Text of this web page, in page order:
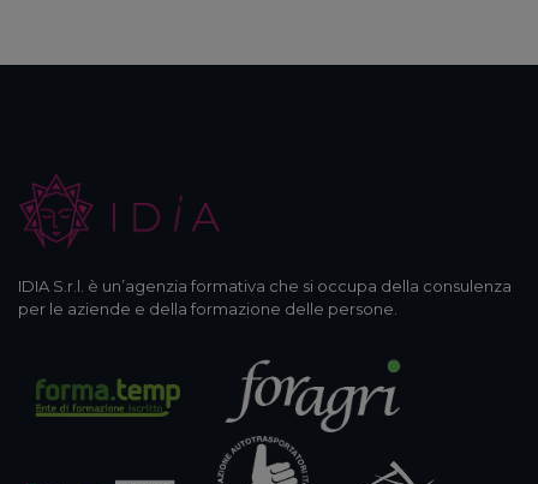
IDIA S.r.l. è un’agenzia formativa che si occupa della consulenza
per le aziende e della formazione delle persone.